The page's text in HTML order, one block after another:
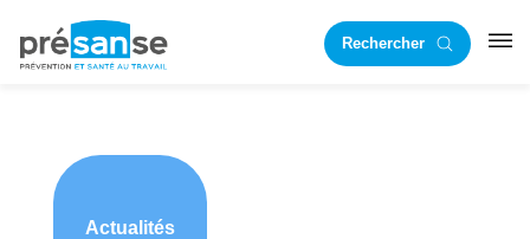
principale
RechercherRST
Actualités